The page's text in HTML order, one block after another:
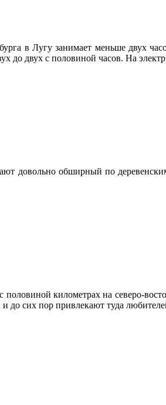
в Лугу занимает меньше двух
до двух с половиной часов. На
довольно обширный по
половиной километрах на северо-
до сих пор привлекают туда